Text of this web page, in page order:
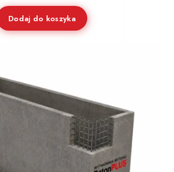
Dodaj do koszyka